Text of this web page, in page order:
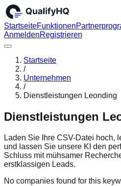
StartseiteFunktionen
AnmeldenRegistrieren
Startseite
/
Unternehmen
/
Dienstleistungen Leonding
Dienstleistungen
Laden Sie Ihre CSV-Datei hoch,
und lassen Sie unsere KI den
Schluss mit mühsamer
erstklassigen Leads.
No companies found for this